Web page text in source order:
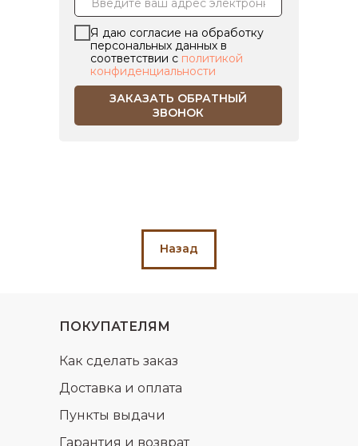
Я даю согласие на обработку
персональных данных в
соответствии с политикой
конфиденциальности
ЗАКАЗАТЬ ОБРАТНЫЙ
ЗВОНОК
Назад
ПОКУПАТЕЛЯМ
Доставка и оплата
Гарантия и возврат
Пункты выдачи
Как сделать заказ